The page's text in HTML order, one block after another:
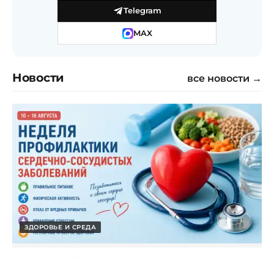
Telegram
MAX
Новости все новости →
ЗДОРОВЬЕ И СРЕДА